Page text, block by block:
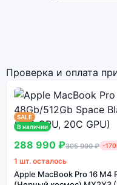
Проверка и оплата
SALE
В наличии
288 990 ₽305 990 ₽ -
1 шт. осталось
Apple MacBook Pro 16 M4